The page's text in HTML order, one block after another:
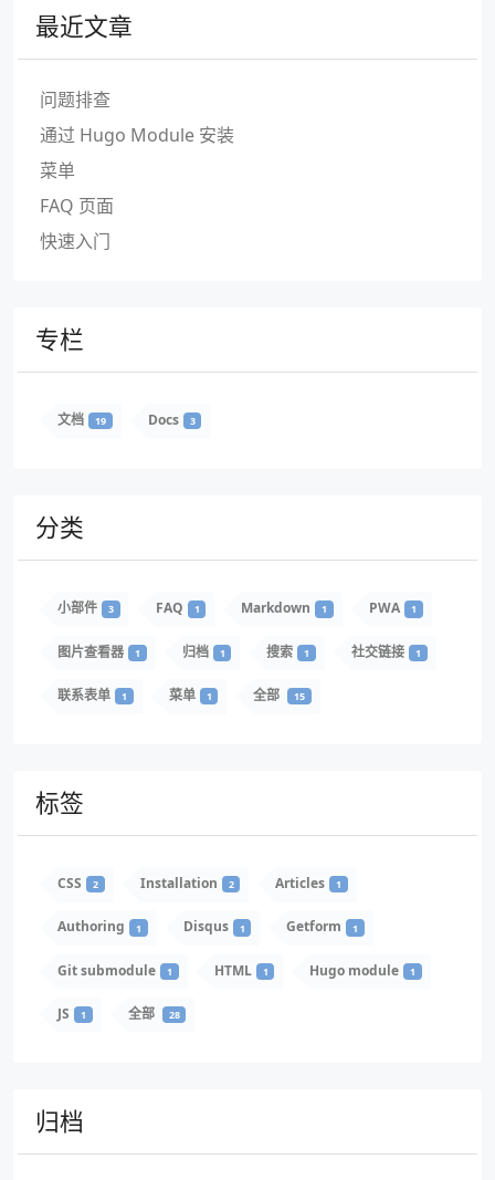
最近文章
问题排查
通过 Hugo Module 安装
菜单
FAQ 页面
快速入门
专栏
文档 19 Docs 3
分类
小部件 3 FAQ 1 Markdown 1 PWA 1
图片查看器 1 归档 1 搜索 1 社交链接 1
联系表单 1 菜单 1 全部 15
标签
CSS 2 Installation 2 Articles 1
Authoring 1 Disqus 1 Getform 1
Git submodule 1 HTML 1 Hugo module 1
JS 1 全部 28
归档